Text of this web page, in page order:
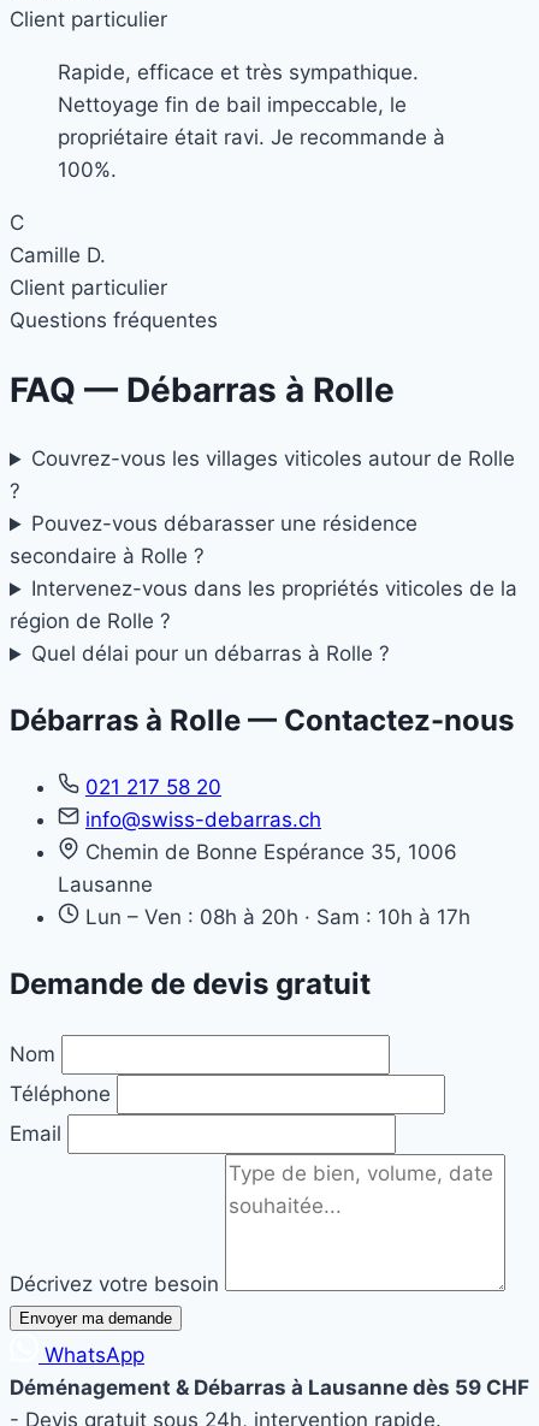
Client particulier
Rapide, efficace et très sympathique.
Nettoyage fin de bail impeccable, le
propriétaire était ravi. Je recommande à
100%.
C
Camille D.
Client particulier
Questions fréquentes
FAQ — Débarras à Rolle
Couvrez-vous les villages viticoles autour de Rolle
?
Pouvez-vous débarasser une résidence
secondaire à Rolle ?
Intervenez-vous dans les propriétés viticoles de la
région de Rolle ?
Quel délai pour un débarras à Rolle ?
Débarras à Rolle — Contactez-nous
021 217 58 20
info@swiss-debarras.ch
Chemin de Bonne Espérance 35, 1006
Lausanne
Lun – Ven : 08h à 20h · Sam : 10h à 17h
Demande de devis gratuit
Nom
Téléphone
Email
Décrivez votre besoin
Envoyer ma demande
WhatsApp
Déménagement & Débarras à Lausanne dès 59 CHF
- Devis gratuit sous 24h, intervention rapide.